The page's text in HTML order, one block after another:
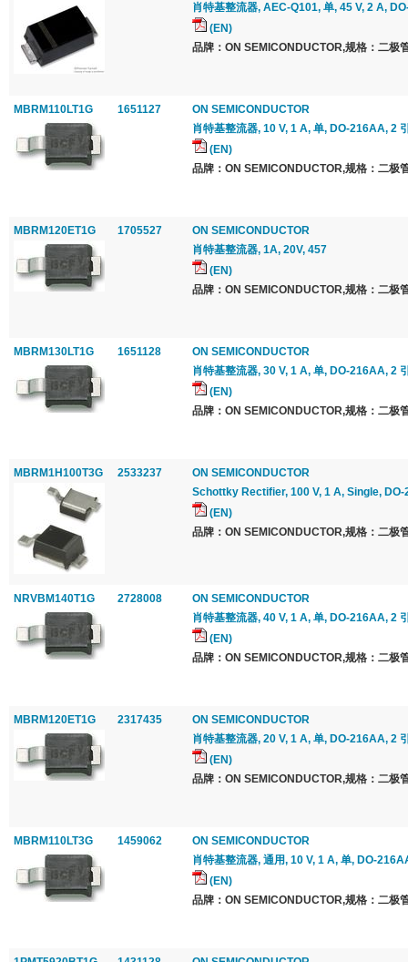
肖特基整流器, AEC-Q101, 单, 45 V, 2 A,
(EN)
品牌：ON SEMICONDUCTOR,规格：二极
MBRM110LT1G 1651127
ON SEMICONDUCTOR
肖特基整流器, 10 V, 1 A, 单, DO-216AA, 2
(EN)
品牌：ON SEMICONDUCTOR,规格：二极
MBRM120ET1G 1705527
ON SEMICONDUCTOR
肖特基整流器, 1A, 20V, 457
(EN)
品牌：ON SEMICONDUCTOR,规格：二极
MBRM130LT1G 1651128
ON SEMICONDUCTOR
肖特基整流器, 30 V, 1 A, 单, DO-216AA, 2
(EN)
品牌：ON SEMICONDUCTOR,规格：二极
MBRM1H100T3G 2533237
ON SEMICONDUCTOR
Schottky Rectifier, 100 V, 1 A, Single,
(EN)
品牌：ON SEMICONDUCTOR,规格：二极
NRVBM140T1G 2728008
ON SEMICONDUCTOR
肖特基整流器, 40 V, 1 A, 单, DO-216AA, 2
(EN)
品牌：ON SEMICONDUCTOR,规格：二极
MBRM120ET1G 2317435
ON SEMICONDUCTOR
肖特基整流器, 20 V, 1 A, 单, DO-216AA, 2
(EN)
品牌：ON SEMICONDUCTOR,规格：二极
MBRM110LT3G 1459062
ON SEMICONDUCTOR
肖特基整流器, 通用, 10 V, 1 A, 单, DO-
(EN)
品牌：ON SEMICONDUCTOR,规格：二极